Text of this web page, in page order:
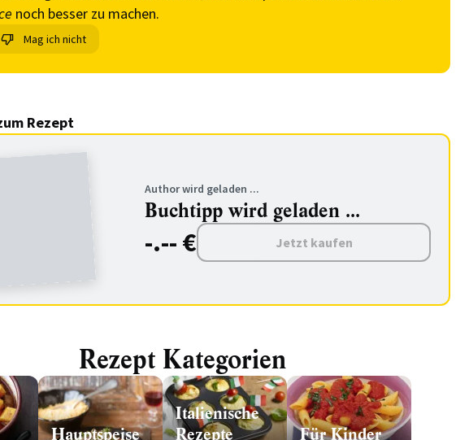
noch besser zu machen.
Mag ich nicht
Rezept
Author wird geladen ...
Buchtipp wird geladen ...
-.-- € Jetzt kaufen
Rezept Kategorien
Hauptspeise
Italienische
Rezepte
Für Kinder